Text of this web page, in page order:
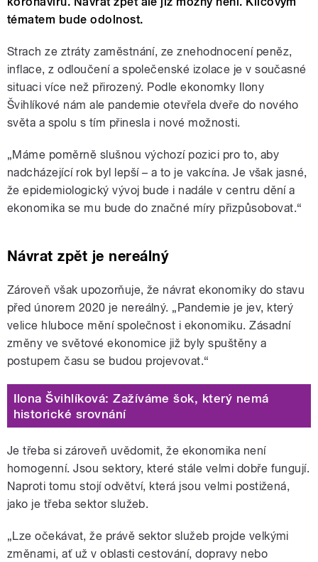
tématem bude odolnost.
Strach ze ztráty zaměstnání, ze znehodnocení peněz,
inflace, z odloučení a společenské izolace je v současné
situaci více než přirozený. Podle ekonomky Ilony
Švihlíkové nám ale pandemie otevřela dveře do nového
světa a spolu s tím přinesla i nové možnosti.
„Máme poměrně slušnou výchozí pozici pro to, aby
nadcházející rok byl lepší – a to je vakcína. Je však jasné,
že epidemiologický vývoj bude i nadále v centru dění a
ekonomika se mu bude do značné míry přizpůsobovat.“
Návrat zpět je nereálný
Zároveň však upozorňuje, že návrat ekonomiky do stavu
před únorem 2020 je nereálný. „ Pandemie je jev, který
velice hluboce mění společnost i ekonomiku. Zásadní
změny ve světové ekonomice již byly spuštěny a
postupem času se budou projevovat.“
Ilona Švihlíková: Zažíváme šok, který nemá
historické srovnání
Je třeba si zároveň uvědomit, že ekonomika není
homogenní. Jsou sektory, které stále velmi dobře fungují.
Naproti tomu stojí odvětví, která jsou velmi postižená,
jako je třeba sektor služeb.
„Lze očekávat, že právě sektor služeb projde velkými
změnami, ať už v oblasti cestování, dopravy nebo